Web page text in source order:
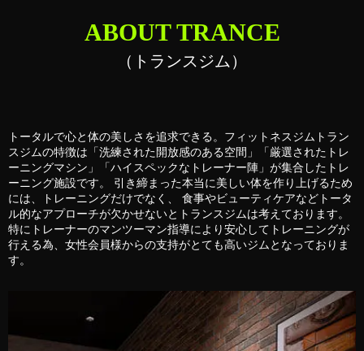
ABOUT TRANCE
（トランスジム）
トータルで心と体の美しさを追求できる。フィットネスジムトラン
スジムの特徴は「洗練された開放感のある空間」「厳選されたトレ
ーニングマシン」「ハイスペックなトレーナー陣」が集合したトレ
ーニング施設です。 引き締まった本当に美しい体を作り上げるため
には、トレーニングだけでなく、 食事やビューティケアなどトータ
ル的なアプローチが欠かせないとトランスジムは考えております。
特にトレーナーのマンツーマン指導により安心してトレーニングが
行える為、女性会員様からの支持がとても高いジムとなっておりま
す。